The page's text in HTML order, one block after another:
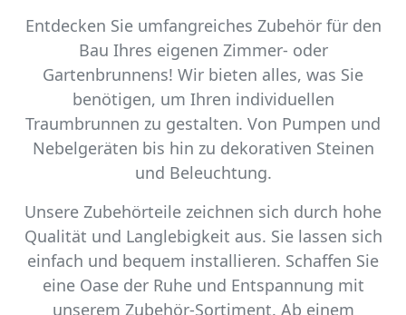
Entdecken Sie umfangreiches Zubehör für den
Bau Ihres eigenen Zimmer- oder
Gartenbrunnens! Wir bieten alles, was Sie
benötigen, um Ihren individuellen
Traumbrunnen zu gestalten. Von Pumpen und
Nebelgeräten bis hin zu dekorativen Steinen
und Beleuchtung.
Unsere Zubehörteile zeichnen sich durch hohe
Qualität und Langlebigkeit aus. Sie lassen sich
einfach und bequem installieren. Schaffen Sie
eine Oase der Ruhe und Entspannung mit
unserem Zubehör-Sortiment. Ab einem